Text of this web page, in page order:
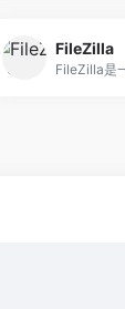
FileZilla